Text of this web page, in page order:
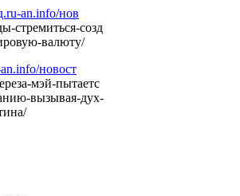
an.info/нов
стремиться-созд
валюту/
новост
мэй-пытаетс
вызывая-дух-